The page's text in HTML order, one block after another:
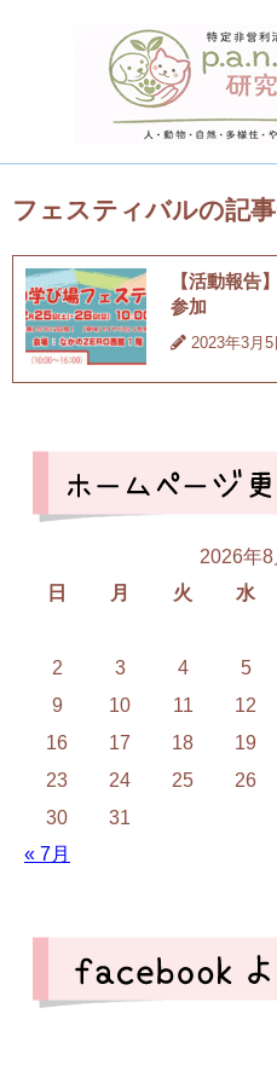
フェスティバルの記
【活動報告
参加
2023年3月5
2026年8
日
月 火 水
2
3 4 5
9
10 11 12
16
17 18 19
23
24 25 26
30
31
« 7月